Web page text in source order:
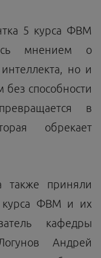
5 курса ФВМ
мнением о
но и
без способности
в
обрекает
также приняли
курса ФВМ и их
кафедры
Андрей